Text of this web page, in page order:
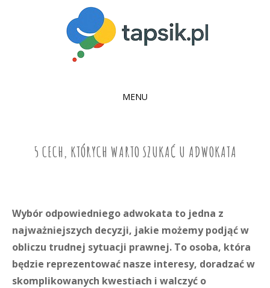
MENU
CONTENT5 CECH, KTÓRYCH WARTO SZUKAĆ U ADWOKATA
Wybór odpowiedniego adwokata to jedna z
najważniejszych decyzji, jakie możemy podjąć w
obliczu trudnej sytuacji prawnej. To osoba, która
będzie reprezentować nasze interesy, doradzać w
skomplikowanych kwestiach i walczyć o